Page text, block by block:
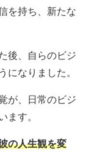
を持ち、新たな
後、自らのビジ
になりました。
が、日常のビジ
ます。
の人生観を変